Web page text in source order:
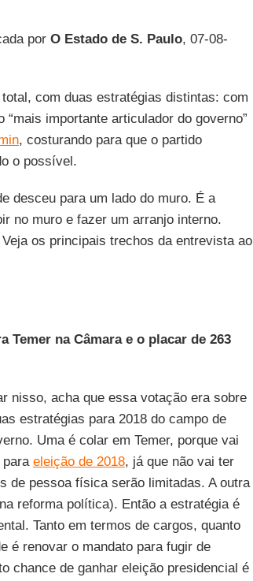
por O Estado de S. Paulo, 07-08-
com duas estratégias distintas: com
“mais importante articulador do governo”
, costurando para que o partido
o possível.
desceu para um lado do muro. É a
no muro e fazer um arranjo interno.
os principais trechos da entrevista ao
Temer na Câmara e o placar de 263
nisso, acha que essa votação era sobre
estratégias para 2018 do campo de
Uma é colar em Temer, porque vai
para eleição de 2018, já que não vai ter
de pessoa física serão limitadas. A outra
reforma política). Então a estratégia é
Tanto em termos de cargos, quanto
é renovar o mandato para fugir de
chance de ganhar eleição presidencial é